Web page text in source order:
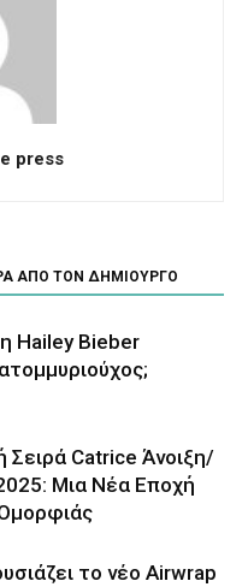
press
ΑΠΟ ΤΟΝ ΔΗΜΙΟΥΡΓΟ
η Hailey Bieber
Σειρά Catrice Άνοιξη/
Μια Νέα Εποχή
το νέο Airwrap